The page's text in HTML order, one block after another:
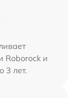
Roborock и
3 лет.